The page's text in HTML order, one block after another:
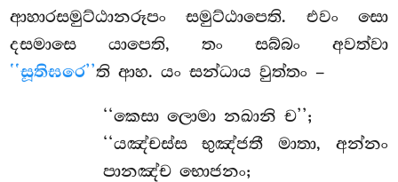
ආහාරසමුට්ඨානරූපං සමුට්ඨාපෙති. එවං සො
දසමාසෙ යාපෙති, තං සබ්බං අවත්වා
‘‘සූතිඝරෙ’’ති ආහ. යං සන්ධාය වුත්තං –
‘‘කෙසා ලොමා නඛානි ච’’;
‘‘යඤ්චස්ස භුඤ්ජතී මාතා, අන්නං
පානඤ්ච භොජනං;